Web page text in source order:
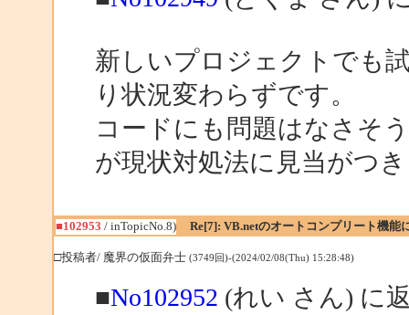
新しいプロジェクトでも
り状況変わらずです。
コードにも問題はなさそ
が現状対処法に見当がつ
■102953 / inTopicNo.8) Re[7]: VB.netのオートコンプリート機能
□投稿者/ 魔界の仮面弁士 (3749回)-(2024/02/08(Thu) 15:28:48)
■No102952 (れい さん) に